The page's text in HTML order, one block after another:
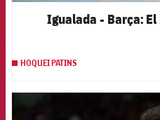
Igualada - Barça:
HOQUEI PATINS